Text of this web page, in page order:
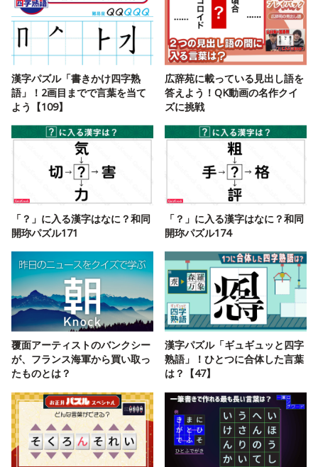
漢字パズル「書きかけ四字熟
語」！2画目までで言葉を当て
よう【109】
広辞苑に載っている見出し語を
答えよう！QK動画の名作クイ
ズに挑戦
「？」に入る漢字はなに？和同
開珎パズル171
「？」に入る漢字はなに？和同
開珎パズル174
覆面アーティストのバンクシー
が、フランス海軍から買い取っ
たものとは？
漢字パズル「ギュギュッと四字
熟語」！ひとつに合体した言葉
は？【47】